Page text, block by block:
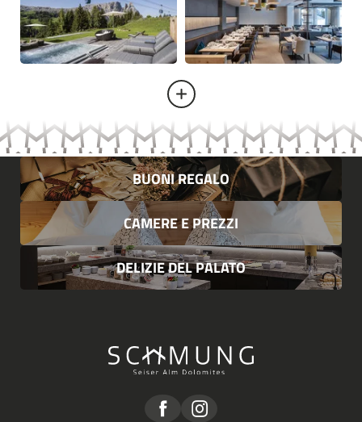
Social Media
Camere e prezzi
BUONI REGALO
CAMERE E PREZZI
DELIZIE DEL PALATO